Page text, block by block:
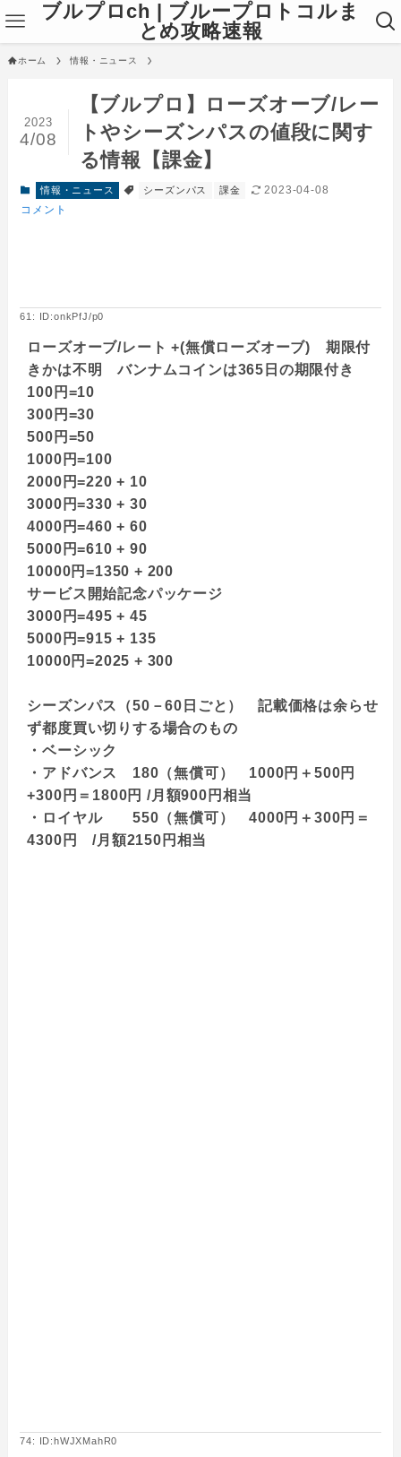
ブルプロch | ブループロトコルま
とめ攻略速報
ホーム 情報・ニュース
【ブルプロ】ローズオーブ/レー
トやシーズンパスの値段に関す
る情報【課金】
2023
4/08
情報・ニュース シーズンパス 課金
2023-04-08
コメント
61: ID:onkPfJ/p0
ローズオーブ/レート +(無償ローズオーブ) 期限付
きかは不明 バンナムコインは365日の期限付き
100円=10
300円=30
500円=50
1000円=100
2000円=220 + 10
3000円=330 + 30
4000円=460 + 60
5000円=610 + 90
10000円=1350 + 200
サービス開始記念パッケージ
3000円=495 + 45
5000円=915 + 135
10000円=2025 + 300
シーズンパス（50－60日ごと） 記載価格は余らせ
ず都度買い切りする場合のもの
・ベーシック
・アドバンス 180（無償可） 1000円＋500円
+300円＝1800円 /月額900円相当
・ロイヤル 550（無償可） 4000円＋300円＝
4300円 /月額2150円相当
74: ID:hWJXMahR0